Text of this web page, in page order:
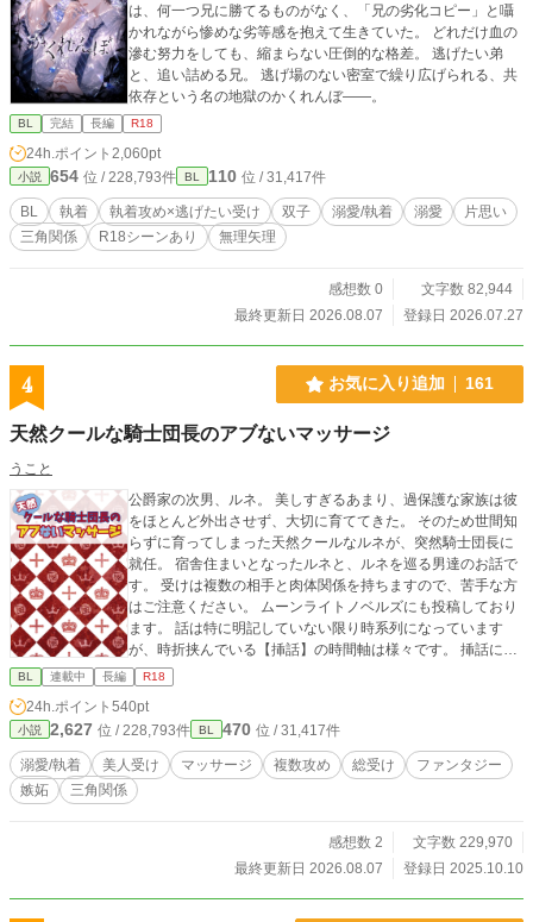
は、何一つ兄に勝てるものがなく、「兄の劣化コピー」と囁
かれながら惨めな劣等感を抱えて生きていた。 どれだけ血の
滲む努力をしても、縮まらない圧倒的な格差。 逃げたい弟
と、追い詰める兄。 逃げ場のない密室で繰り広げられる、共
依存という名の地獄のかくれんぼ――。
BL 完結 長編 R18
24h.ポイント 2,060pt
小説 654 位 / 228,793件 BL 110 位 / 31,417件
BL 執着 執着攻め×逃げたい受け 双子 溺愛/執着 溺愛
片思い
三角関係
R18シーンあり 無理矢理
感想数 0
文字数 82,944
最終更新日 2026.08.07
登録日 2026.07.27
4 お気に入り追加 161
天然クールな騎士団長のアブないマッサージ
うこと
公爵家の次男、ルネ。 美しすぎるあまり、過保護な家族は彼
をほとんど外出させず、大切に育ててきた。 そのため世間知
らずに育ってしまった天然クールなルネが、突然騎士団長に
就任。 宿舎住まいとなったルネと、ルネを巡る男達のお話で
す。 受けは複数の相手と肉体関係を持ちますので、苦手な方
はご注意ください。 ムーンライトノベルズにも投稿しており
ます。 話は特に明記していない限り時系列になっています
が、時折挟んでいる【挿話】の時間軸は様々です。 挿話につ
いては作中でどの時期かを触れておりますので、参考にして
いたけると幸いです。
BL 連載中 長編 R18
24h.ポイント 540pt
小説 2,627 位 / 228,793件 BL 470 位 / 31,417件
溺愛/執着 美人受け マッサージ 複数攻め 総受け
ファンタジー
嫉妬
三角関係
感想数 2
文字数 229,970
最終更新日 2026.08.07
登録日 2025.10.10